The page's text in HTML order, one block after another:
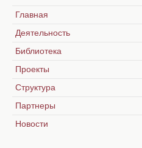
Главная
Деятельность
Библиотека
Проекты
Структура
Партнеры
Новости